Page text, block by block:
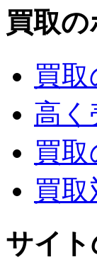
買取の
買
高く
買
買
サイ